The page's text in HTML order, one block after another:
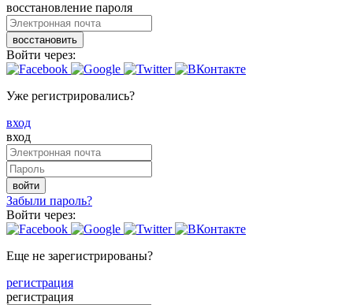
восстановление пароля
восстановить
Войти через:
Уже регистрировались?
вход
вход
войти
Забыли пароль?
Войти через:
Еще не зарегистрированы?
регистрация
регистрация